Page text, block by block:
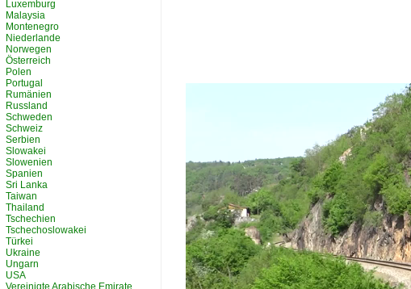
Luxemburg
Malaysia
Montenegro
Niederlande
Norwegen
Österreich
Polen
Portugal
Rumänien
Russland
Schweden
Schweiz
Serbien
Slowakei
Slowenien
Spanien
Sri Lanka
Taiwan
Thailand
Tschechien
Tschechoslowakei
Türkei
Ukraine
Ungarn
USA
Vereinigte Arabische Emirate